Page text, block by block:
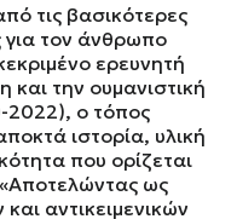
τις βασικότερες
για τον άνθρωπο
ερευνητή
και την ουμανιστική
2022), ο τόπος
ιστορία, υλική
που ορίζεται
ως
αντικειμενικών